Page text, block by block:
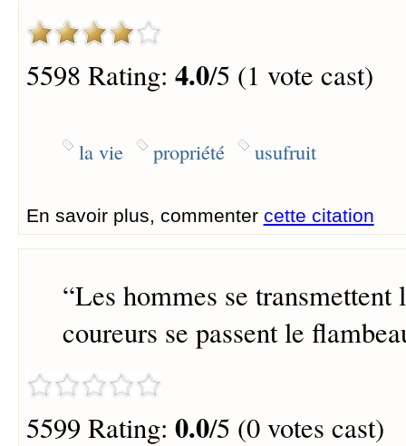
5598 Rating: 4.0/5 (1 vote cast)
la vie propriété usufruit
En savoir plus, commenter cette citation
“Les hommes se
coureurs se passent le
5599 Rating: 0.0/5 (0 votes cast)